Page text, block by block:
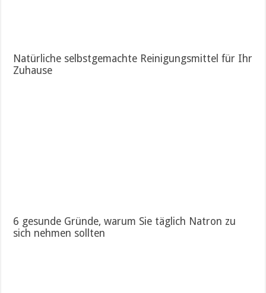
Natürliche selbstgemachte Reinigungsmittel für Ihr
Zuhause
6 gesunde Gründe, warum Sie täglich Natron zu
sich nehmen sollten